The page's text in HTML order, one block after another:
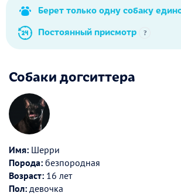
Берет только одну собаку
Постоянный присмотр
?
Собаки догситтера
Имя: Шерри
Порода: безпородная
Возраст: 16 лет
Пол: девочка